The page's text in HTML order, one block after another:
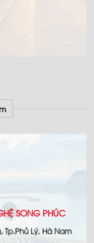
SONG PHÚC
Lý, Hà Nam